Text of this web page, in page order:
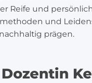
Reife und
und
prägen.